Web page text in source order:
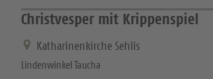
Christvesper mit Krippenspiel
Katharinenkirche Sehlis
Lindenwinkel Taucha